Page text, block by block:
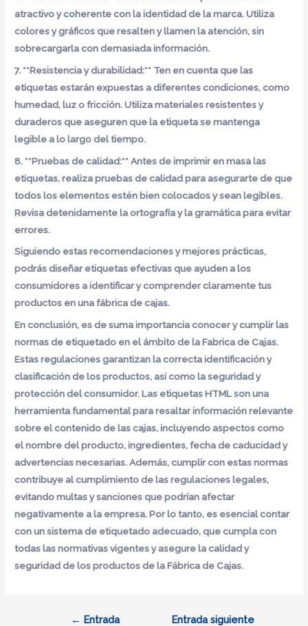
atractivo y coherente con la identidad de la marca. Utiliza
colores y gráficos que resalten y llamen la atención, sin
sobrecargarla con demasiada información.
7. **Resistencia y durabilidad:** Ten en cuenta que las
etiquetas estarán expuestas a diferentes condiciones, como
humedad, luz o fricción. Utiliza materiales resistentes y
duraderos que aseguren que la etiqueta se mantenga
legible a lo largo del tiempo.
8. **Pruebas de calidad:** Antes de imprimir en masa las
etiquetas, realiza pruebas de calidad para asegurarte de que
todos los elementos estén bien colocados y sean legibles.
Revisa detenidamente la ortografía y la gramática para evitar
errores.
Siguiendo estas recomendaciones y mejores prácticas,
podrás diseñar etiquetas efectivas que ayuden a los
consumidores a identificar y comprender claramente tus
productos en una fábrica de cajas.
En conclusión, es de suma importancia conocer y cumplir las
normas de etiquetado en el ámbito de la Fabrica de Cajas.
Estas regulaciones garantizan la correcta identificación y
clasificación de los productos, así como la seguridad y
protección del consumidor. Las etiquetas HTMLson una
herramienta fundamental para resaltar información relevante
sobre el contenido de las cajas, incluyendo aspectos como
el nombre del producto, ingredientes, fecha de caducidad y
advertencias necesarias. Además, cumplir con estas normas
contribuye al cumplimiento de las regulaciones legales,
evitando multas y sanciones que podrían afectar
negativamente a la empresa. Por lo tanto, es esencial contar
con un sistema de etiquetado adecuado, que cumpla con
todas las normativas vigentes y asegure la calidad y
seguridad de los productos de la Fábrica de Cajas.
Navegación
← Entrada
Entrada siguiente